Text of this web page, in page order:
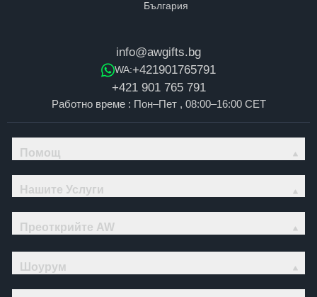
info@awgifts.bg
WA:+421901765791
+421 901 765 791
Работно време : Пон–Пет , 08:00–16:00 CET
Помощ
Нашите Услуги
Преоткрийте AW
Шоурум